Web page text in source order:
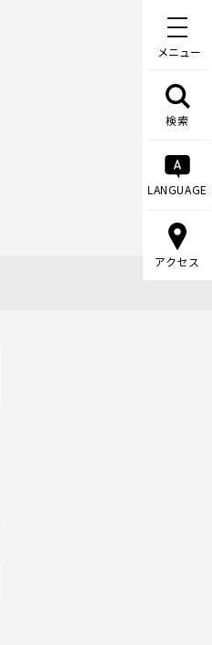
メニュー
検索
LANGUAGE
アクセス